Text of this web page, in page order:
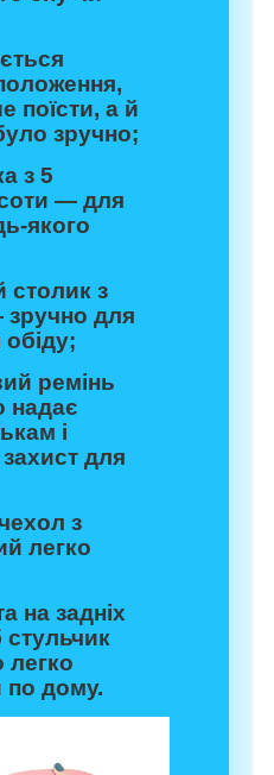
поїсти, а й
зручно;
з 5
— для
якого
столик з
для
обіду;
ремінь
надає
і
для
з
легко
на задніх
стульчик
легко
по дому.